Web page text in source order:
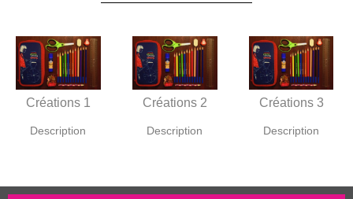
Créations 1
Description
Créations 2
Description
Créations 3
Description